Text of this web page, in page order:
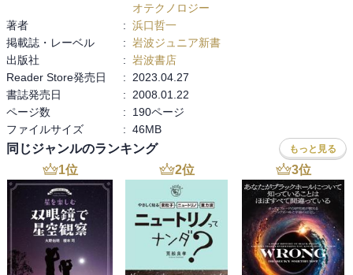
内容
春はタンポポ、梅雨時はカエル、夏はセミ、秋は虫、冬は野鳥と、
一年中できて、自分の街の自然に親しめるようになる「生きもの地
図作り」。
その作成法を紹介し、身近な生きものの様子から環境の変化を読み
取る方法を解説する。
著者：浜口 哲一
１９４７年山梨県生まれ。東京大学農学系大学院林学専攻修士課程
修了。
平塚市博物館館長兼学芸員。自然観察会の指導、展覧会の企画など
の仕事も行っている。
著書に「自然観察会の進め方」など。
主な著書
オテクノロジー
著者
: 浜口哲一
掲載誌・レーベル
: 岩波ジュニア新書
出版社
: 岩波書店
Reader Store発売日
:
2023.04.27
書誌発売日
:
2008.01.22
ページ数
:
190ページ
ファイルサイズ
: 46MB
同じジャンルのランキング もっと見る
1位 2位 3位